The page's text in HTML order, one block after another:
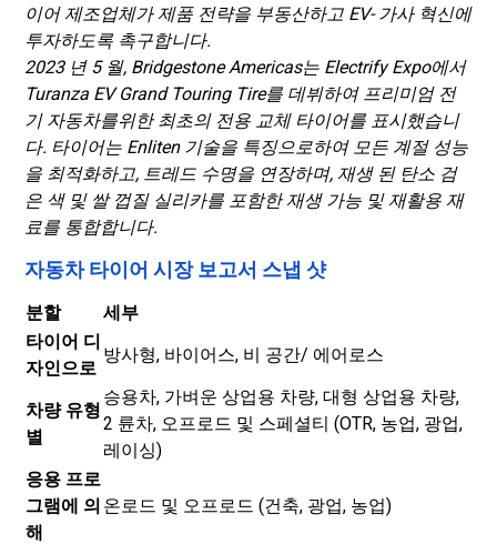
이어 제조업체가 제품 전략을 부동산하고 EV- 가사 혁신에
투자하도록 촉구합니다.
2023 년 5 월, Bridgestone Americas는 Electrify Expo에서
Turanza EV Grand Touring Tire를 데뷔하여 프리미엄 전
기 자동차를위한 최초의 전용 교체 타이어를 표시했습니
다. 타이어는 Enliten 기술을 특징으로하여 모든 계절 성능
을 최적화하고, 트레드 수명을 연장하며, 재생 된 탄소 검
은 색 및 쌀 껍질 실리카를 포함한 재생 가능 및 재활용 재
료를 통합합니다.
자동차 타이어 시장 보고서 스냅 샷
분할
세부
타이어 디
자인으로
방사형, 바이어스, 비 공간/ 에어로스
차량 유형
별
승용차, 가벼운 상업용 차량, 대형 상업용 차량,
2 륜차, 오프로드 및 스페셜티 (OTR, 농업, 광업,
레이싱)
응용 프로
그램에 의
해
온로드 및 오프로드 (건축, 광업, 농업)